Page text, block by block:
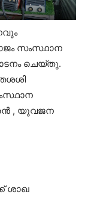
സംസ്ഥാന
ചെയ്തു.
, യുവജന
ശാഖ